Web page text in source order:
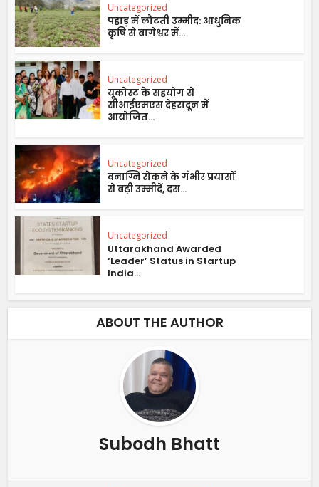
Uncategorized
पहाड़ में लौटती उम्मीद: आधुनिक
कृषि से बागेश्वर में...
Uncategorized
यूकोस्ट के सहयोग से
सीआईएमएस देहरादून में
आयोजित...
Uncategorized
वनाग्नि रोकने के गंभीर प्रयासों
से बढ़ी उम्मीदें, दस...
Uncategorized
Uttarakhand Awarded
‘Leader’ Status in Startup
India...
ABOUT THE AUTHOR
Subodh Bhatt